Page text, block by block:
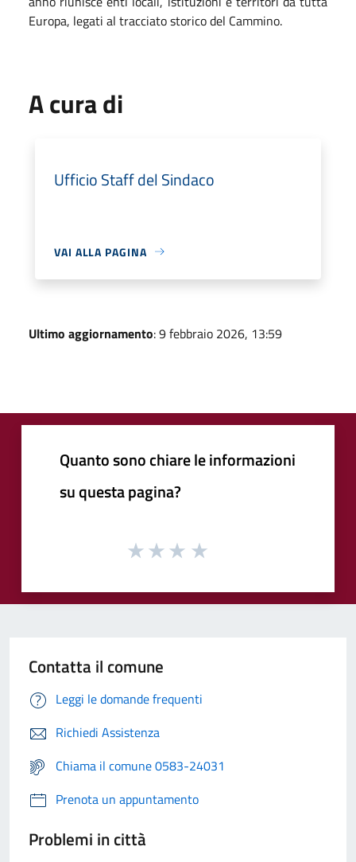
Europa, legati al tracciato storico del Cammino.
A cura di
Ufficio Staff del Sindaco
VAI ALLA PAGINA
Ultimo aggiornamento: 9 febbraio 2026, 13:59
Quanto sono chiare le informazioni
su questa pagina?
Contatta il comune
Leggi le domande frequenti
Richiedi Assistenza
Chiama il comune 0583-24031
Prenota un appuntamento
Problemi in città